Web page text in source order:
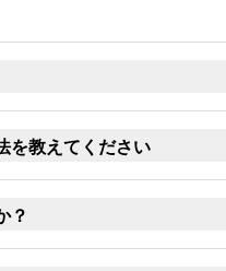
を教えてください
？